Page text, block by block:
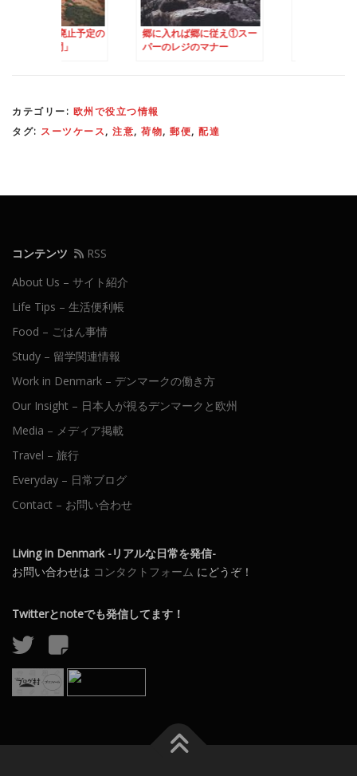
後に廃止予定の
郷に入れば郷に従え①スー
パーのレジのマナー
カテゴリー: 欧州で役立つ情報
タグ: スーツケース, 注意, 荷物, 郵便, 配達
コンテンツ
RSS
About Us – サイト紹介
Life Tips – 生活便利帳
Food – ごはん事情
Study – 留学関連情報
Work in Denmark – デンマークの働き方
Our Insight – 日本人が視るデンマークと欧州
Media – メディア掲載
Travel – 旅行
Everyday – 日常ブログ
Contact – お問い合わせ
Living in Denmark -リアルな日常を発信-
お問い合わせは コンタクトフォーム にどうぞ！
Twitterとnoteでも発信してます！